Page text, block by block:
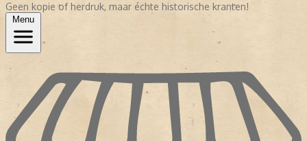
Geen kopie of herdruk, maar échte historische kranten!
Menu